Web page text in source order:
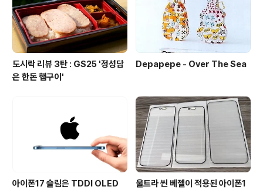
도시락 리뷰 3탄 : GS25 '정성담
은 한돈 햄구이'
Depapepe - Over The Sea
아이폰17 슬림은 TDDI OLED
울트라 씬 베젤이 적용된 아이폰1